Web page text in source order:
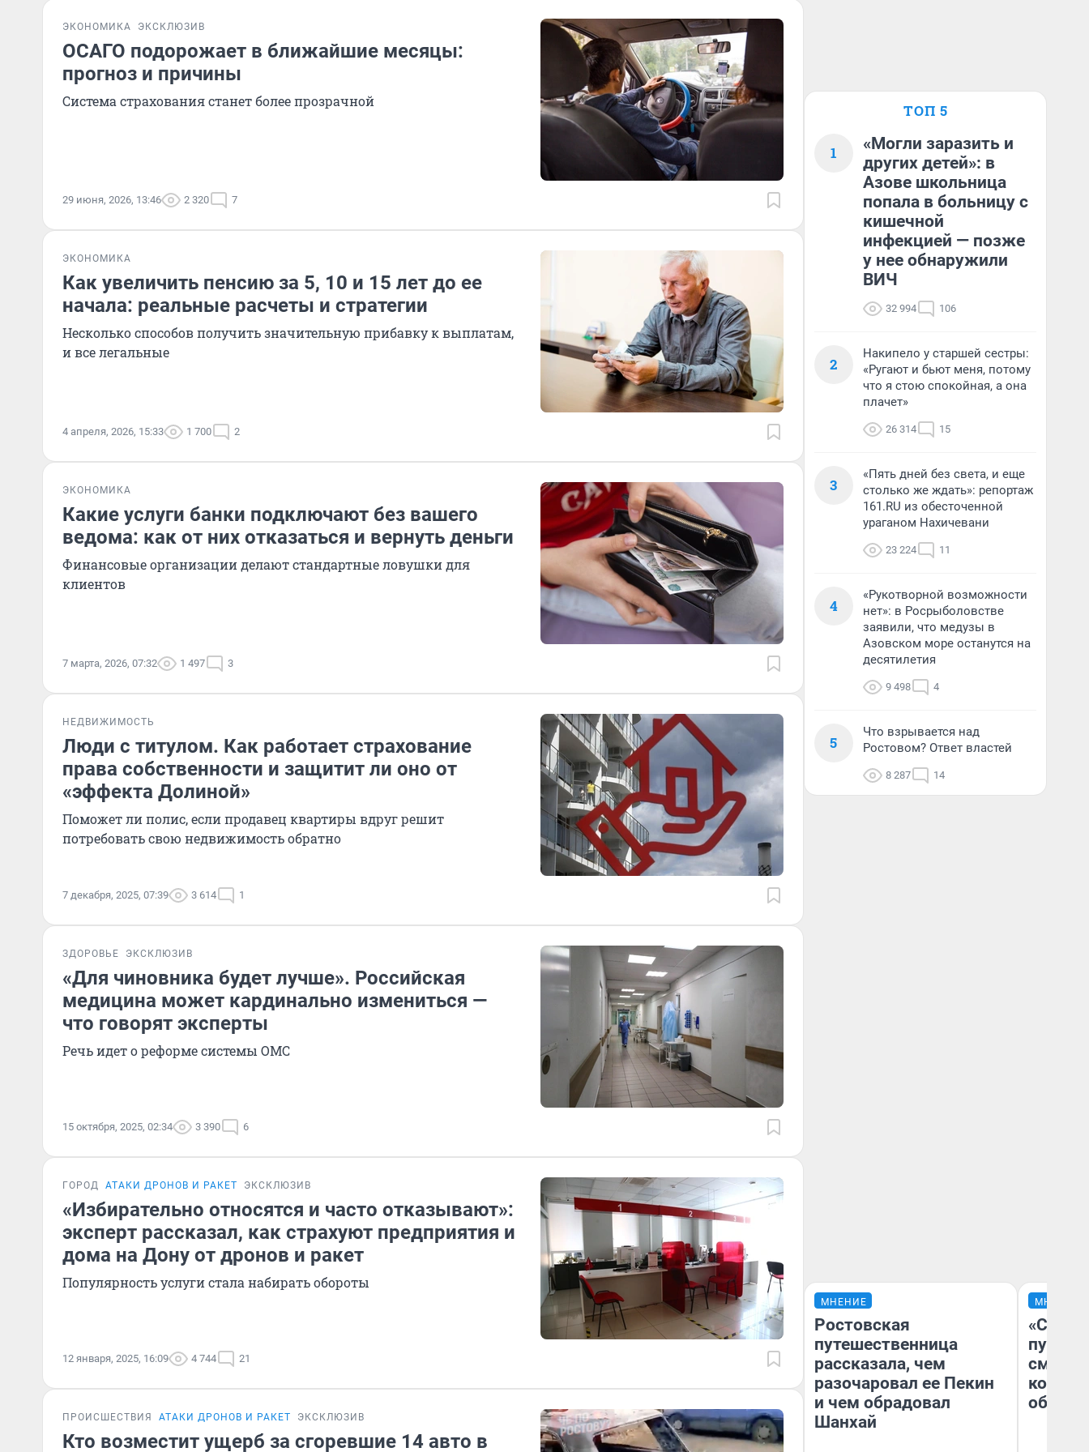
ЭКОНОМИКА ЭКСКЛЮЗИВ
ОСАГО подорожает в ближайшие месяцы:
прогноз и причины
Система страхования станет более прозрачной
29 июня, 2026, 13:46 2 320 7
ЭКОНОМИКА
Как увеличить пенсию за 5, 10 и 15 лет до ее
начала: реальные расчеты и стратегии
Несколько способов получить значительную прибавку к выплатам,
и все легальные
4 апреля, 2026, 15:33 1 700 2
ЭКОНОМИКА
Какие услуги банки подключают без вашего
ведома: как от них отказаться и вернуть деньги
Финансовые организации делают стандартные ловушки для
клиентов
7 марта, 2026, 07:32 1 497 3
НЕДВИЖИМОСТЬ
Люди с титулом. Как работает страхование
права собственности и защитит ли оно от
«эффекта Долиной»
Поможет ли полис, если продавец квартиры вдруг решит
потребовать свою недвижимость обратно
7 декабря, 2025, 07:39 3 614 1
ЗДОРОВЬЕ ЭКСКЛЮЗИВ
«Для чиновника будет лучше». Российская
медицина может кардинально измениться —
что говорят эксперты
Речь идет о реформе системы ОМС
15 октября, 2025, 02:34 3 390 6
ГОРОД АТАКИ ДРОНОВ И РАКЕТ ЭКСКЛЮЗИВ
«Избирательно относятся и часто отказывают»:
эксперт рассказал, как страхуют предприятия и
дома на Дону от дронов и ракет
Популярность услуги стала набирать обороты
12 января, 2025, 16:09 4 744 21
ПРОИСШЕСТВИЯ АТАКИ ДРОНОВ И РАКЕТ ЭКСКЛЮЗИВ
Кто возместит ущерб за сгоревшие 14 авто в
ТОП 5
1
«Могли заразить и
других детей»: в
Азове школьница
попала в больницу с
кишечной
инфекцией — позже
у нее обнаружили
ВИЧ
32 994 106
2
Накипело у старшей сестры:
«Ругают и бьют меня, потому
что я стою спокойная, а она
плачет»
26 314 15
3
«Пять дней без света, и еще
столько же ждать»: репортаж
161.RU из обесточенной
ураганом Нахичевани
23 224 11
4
«Рукотворной возможности
нет»: в Росрыболовстве
заявили, что медузы в
Азовском море останутся на
десятилетия
9 498 4
5
Что взрывается над
Ростовом? Ответ властей
8 287 14
МНЕНИЕ
Ростовская
путешественница
рассказала, чем
разочаровал ее Пекин
и чем обрадовал
Шанхай
МНЕНИЕ